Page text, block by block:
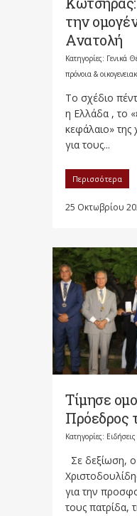
την
Ανατολή
Κατηγορίες: Γενικά
πρόνοια &
Το σχέδιο
η Ελλάδα , το
κεφάλαιο» της
για τους...
Περισσότερα
25 Οκτωβρίου
Τίμησε
Πρόεδρος
Κατηγορίες:
Σε δεξίωση,
για την
τους πατρίδα,